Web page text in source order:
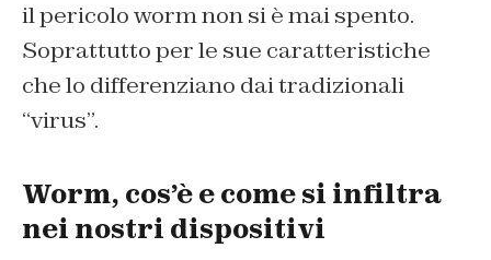
il pericolo worm non si è mai spento.
Soprattutto per le sue caratteristiche
che lo differenziano dai tradizionali
“virus”.
Worm, cos’è e come si infiltra
nei nostri dispositivi